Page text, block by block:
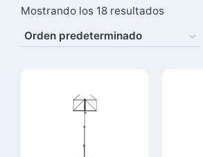
Mostrando los 18 resultados